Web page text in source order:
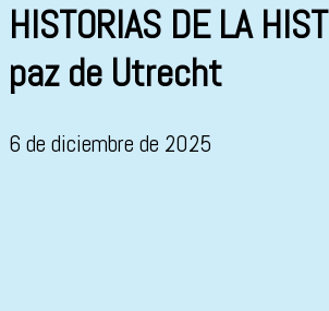
HISTORIAS DE LA
paz de Utrecht
6 de diciembre de 2025